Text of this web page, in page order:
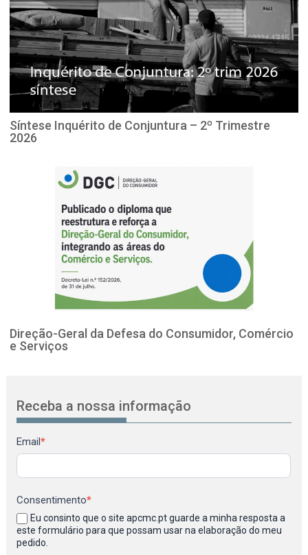
Síntese Inquérito de Conjuntura – 2º Trimestre
2026
Direção-Geral da Defesa do Consumidor, Comércio
e Serviços
Receba a nossa informação
Newsletter
Email*
Consentimento*
Eu consinto que o site apcmc.pt guarde a minha resposta a
este formulário para que possam usar na elaboração do meu
pedido.